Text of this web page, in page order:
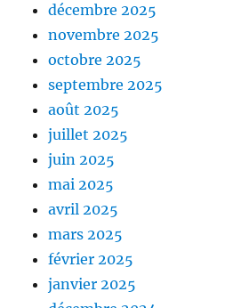
décembre 2025
novembre 2025
octobre 2025
septembre 2025
août 2025
juillet 2025
juin 2025
mai 2025
avril 2025
mars 2025
février 2025
janvier 2025